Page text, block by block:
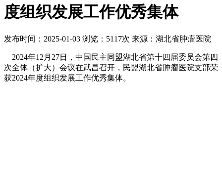
度组织发展工作优秀集体
发布时间：2025-01-03 浏览：5117次 来源：湖北省肿瘤医院
2024年12月27日，中国民主同盟湖北省第十四届委员会第四
次全体（扩大）会议在武昌召开，民盟湖北省肿瘤医院支部荣
获2024年度组织发展工作优秀集体。